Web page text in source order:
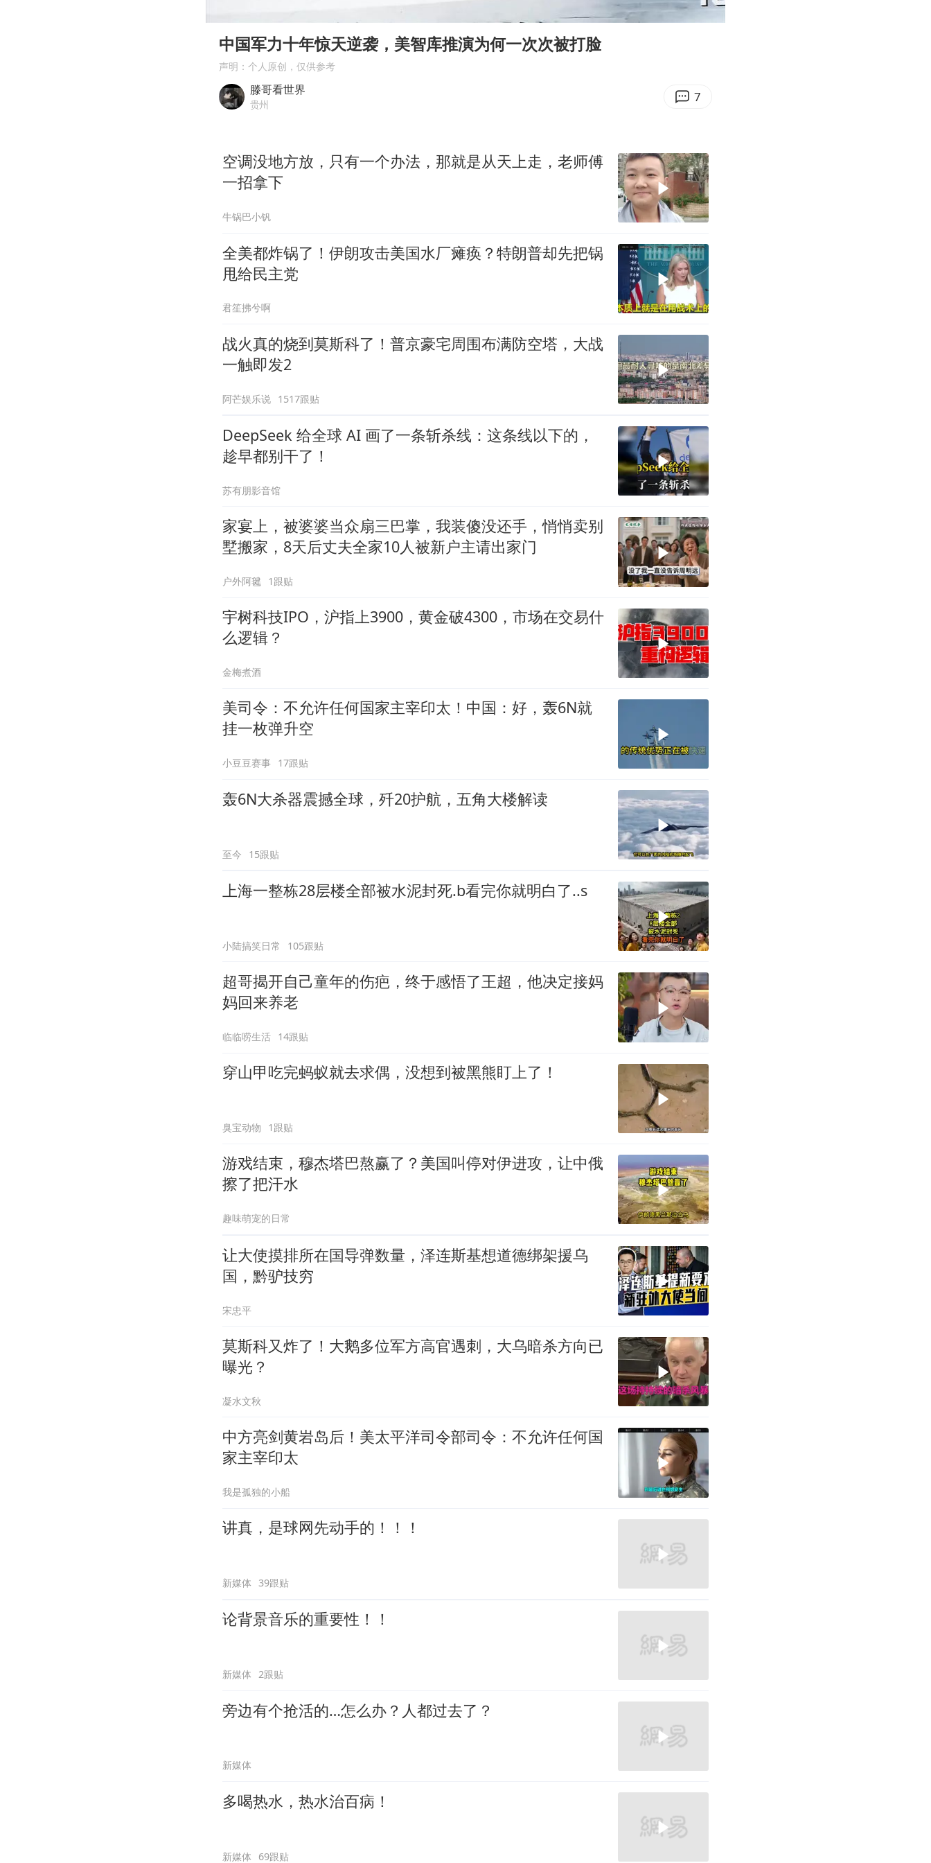
店主称换“青海拉面”招牌后生意更好
多所高校取消艺考
泰国初中生饮弹自尽前开了26枪
习近平心系体育强国建设
05:54
中国军力十年惊天逆袭，美智库推演为何一次次被打脸
声明：个人原创，仅供参考
滕哥看世界
贵州 7
空调没地方放，只有一个办法，那就是从天上走，老师傅
一招拿下
牛锅巴小钒
全美都炸锅了！伊朗攻击美国水厂瘫痪？特朗普却先把锅
甩给民主党
君笙拂兮啊
战火真的烧到莫斯科了！普京豪宅周围布满防空塔，大战
一触即发2
阿芒娱乐说 1517跟贴
DeepSeek 给全球 AI 画了一条斩杀线：这条线以下的，
趁早都别干了！
苏有朋影音馆
家宴上，被婆婆当众扇三巴掌，我装傻没还手，悄悄卖别
墅搬家，8天后丈夫全家10人被新户主请出家门
户外阿毽 1跟贴
宇树科技IPO，沪指上3900，黄金破4300，市场在交易什
么逻辑？
金梅煮酒
美司令：不允许任何国家主宰印太！中国：好，轰6N就
挂一枚弹升空
小豆豆赛事 17跟贴
轰6N大杀器震撼全球，歼20护航，五角大楼解读
至今 15跟贴
上海一整栋28层楼全部被水泥封死.b看完你就明白了..s
小陆搞笑日常 105跟贴
超哥揭开自己童年的伤疤，终于感悟了王超，他决定接妈
妈回来养老
临临唠生活 14跟贴
穿山甲吃完蚂蚁就去求偶，没想到被黑熊盯上了！
臭宝动物 1跟贴
游戏结束，穆杰塔巴熬赢了？美国叫停对伊进攻，让中俄
擦了把汗水
趣味萌宠的日常
让大使摸排所在国导弹数量，泽连斯基想道德绑架援乌
国，黔驴技穷
宋忠平
莫斯科又炸了！大鹅多位军方高官遇刺，大乌暗杀方向已
曝光？
凝水文秋
中方亮剑黄岩岛后！美太平洋司令部司令：不允许任何国
家主宰印太
我是孤独的小船
讲真，是球网先动手的！！！
新媒体 39跟贴
论背景音乐的重要性！！
新媒体 2跟贴
旁边有个抢活的…怎么办？人都过去了？
新媒体
多喝热水，热水治百病！
新媒体 69跟贴